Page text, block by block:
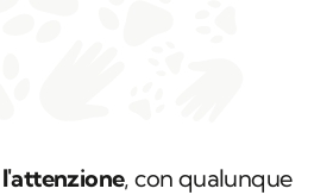
l'attenzione, con qualunque